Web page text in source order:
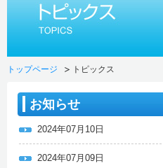
トップページ トピックス
お知らせ
2024年07月10日
2024年07月09日